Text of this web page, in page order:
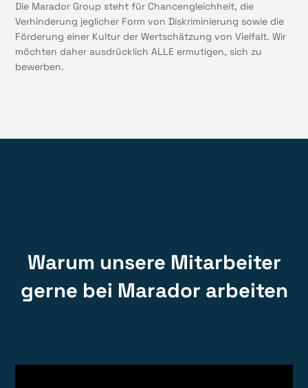
Die Marador Group steht für Chancengleichheit, die
Verhinderung jeglicher Form von Diskriminierung sowie die
Förderung einer Kultur der Wertschätzung von Vielfalt. Wir
möchten daher ausdrücklich ALLE ermutigen, sich zu
bewerben.
Warum unsere Mitarbeiter
gerne bei Marador arbeiten